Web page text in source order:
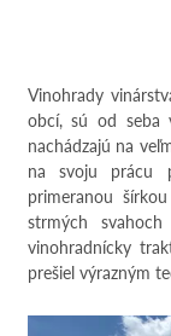
Vinohrady
obcí, sú od seba
nachádzajú na
na svoju prácu
primeranou
strmých
vinohradnícky
prešiel výrazným